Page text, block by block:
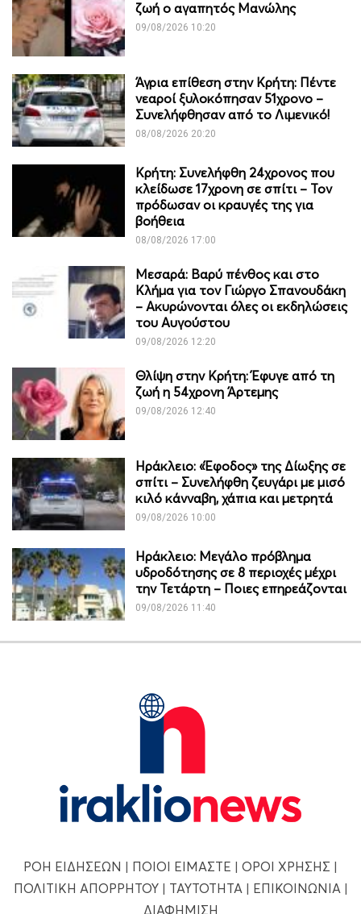
ζωή ο αγαπητός Μανώλης
09/08/2026 10:20
Άγρια επίθεση στην Κρήτη: Πέντε
νεαροί ξυλοκόπησαν 51χρονο –
Συνελήφθησαν από το Λιμενικό!
08/08/2026 20:20
Κρήτη: Συνελήφθη 24χρονος που
κλείδωσε 17χρονη σε σπίτι – Τον
πρόδωσαν οι κραυγές της για
βοήθεια
08/08/2026 17:00
Μεσαρά: Βαρύ πένθος και στο
Κλήμα για τον Γιώργο Σπανουδάκη
– Ακυρώνονται όλες οι εκδηλώσεις
του Αυγούστου
09/08/2026 12:20
Θλίψη στην Κρήτη: Έφυγε από τη
ζωή η 54χρονη Άρτεμης
09/08/2026 12:40
Ηράκλειο: «Έφοδος» της Δίωξης σε
σπίτι – Συνελήφθη ζευγάρι με μισό
κιλό κάνναβη, χάπια και μετρητά
09/08/2026 10:00
Ηράκλειο: Μεγάλο πρόβλημα
υδροδότησης σε 8 περιοχές μέχρι
την Τετάρτη – Ποιες επηρεάζονται
09/08/2026 11:40
ΡΟΗ ΕΙΔΗΣΕΩΝ | ΠΟΙΟΙ ΕΙΜΑΣΤΕ | ΟΡΟΙ ΧΡΗΣΗΣ |
ΠΟΛΙΤΙΚΗ ΑΠΟΡΡΗΤΟΥ| ΤΑΥΤΟΤΗΤΑ | ΕΠΙΚΟΙΝΩΝΙΑ |
ΔΙΑΦΗΜΙΣΗ